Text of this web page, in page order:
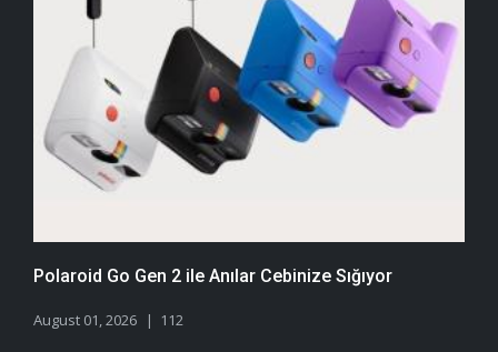
Polaroid Go Gen 2 ile Anılar Cebinize Sığıyor
August 01, 2026 112